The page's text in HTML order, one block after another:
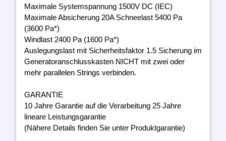
Maximale Systemspannung 1500V DC (IEC)
Maximale Absicherung 20A Schneelast 5400 Pa
(3600 Pa*)
Windlast 2400 Pa (1600 Pa*)
Auslegungslast mit Sicherheitsfaktor 1.5 Sicherung im
Generatoranschlusskasten NICHT mit zwei oder
mehr parallelen Strings verbinden.
GARANTIE
10 Jahre Garantie auf die Verarbeitung 25 Jahre
lineare Leistungsgarantie
(Nähere Details finden Sie unter Produktgarantie)